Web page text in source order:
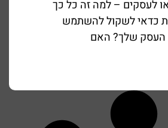
לעסקים – למה זה כל כך
כדאי לשקול להשתמש
העסק שלך? האם